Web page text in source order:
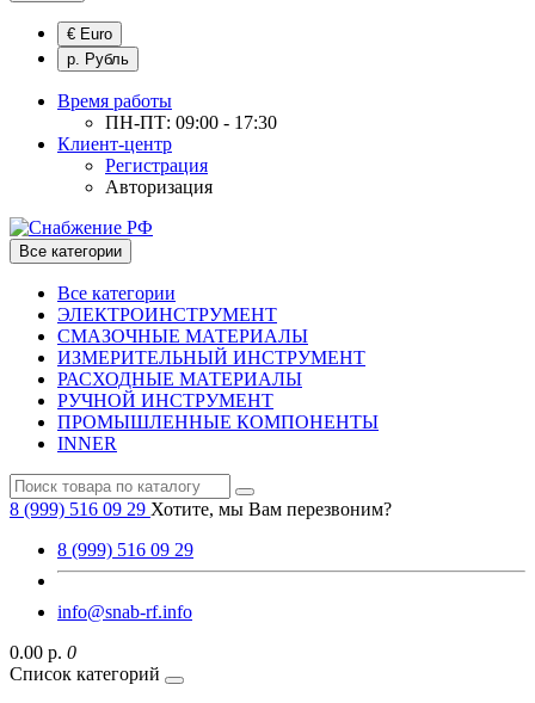
€ Euro
р. Рубль
Время работы
ПН-ПТ: 09:00 - 17:30
Клиент-центр
Регистрация
Авторизация
Все категории
Все категории
ЭЛЕКТРОИНСТРУМЕНТ
СМАЗОЧНЫЕ МАТЕРИАЛЫ
ИЗМЕРИТЕЛЬНЫЙ ИНСТРУМЕНТ
РАСХОДНЫЕ МАТЕРИАЛЫ
РУЧНОЙ ИНСТРУМЕНТ
ПРОМЫШЛЕННЫЕ КОМПОНЕНТЫ
INNER
8 (999) 516 09 29 Хотите, мы Вам перезвоним?
8 (999) 516 09 29
info@snab-rf.info
0.00 р. 0
Список категорий